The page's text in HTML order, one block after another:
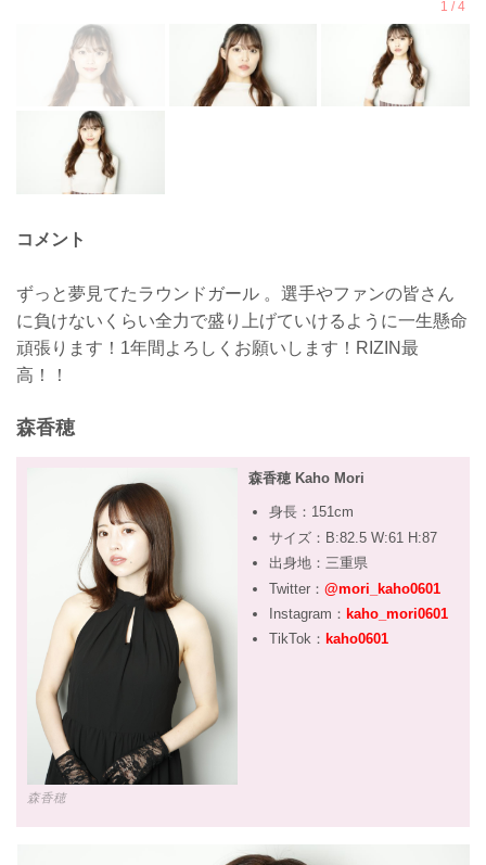
コメント
ずっと夢見てたラウンドガール 。選手やファンの皆さん
に負けないくらい全力で盛り上げていけるように一生懸命
頑張ります！1年間よろしくお願いします！RIZIN最
高！！
森香穂
森香穂
森香穂 Kaho Mori
身長：151cm
サイズ：B:82.5 W:61 H:87
出身地：三重県
Twitter： @mori_kaho0601
Instagram： kaho_mori0601
TikTok： kaho0601